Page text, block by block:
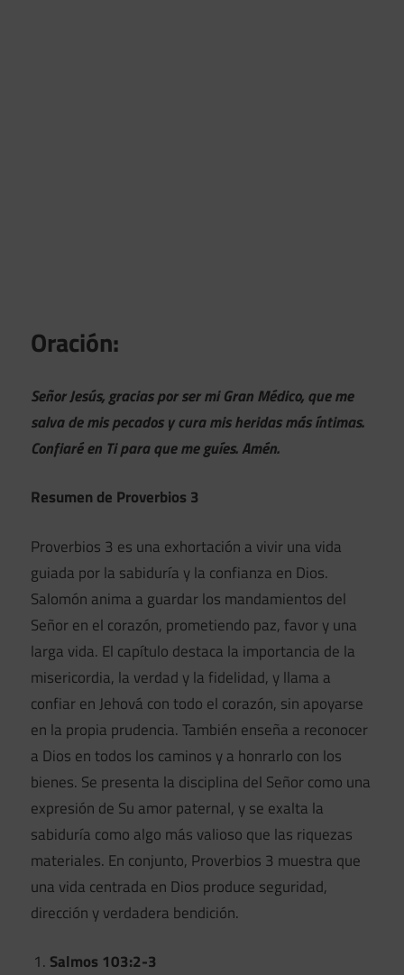
Oración:
Señor Jesús, gracias por ser mi Gran Médico, que me
salva de mis pecados y cura mis heridas más íntimas.
Confiaré en Ti para que me guíes. Amén.
Resumen de Proverbios 3
Proverbios 3 es una exhortación a vivir una vida
guiada por la sabiduría y la confianza en Dios.
Salomón anima a guardar los mandamientos del
Señor en el corazón, prometiendo paz, favor y una
larga vida. El capítulo destaca la importancia de la
misericordia, la verdad y la fidelidad, y llama a
confiar en Jehová con todo el corazón, sin apoyarse
en la propia prudencia. También enseña a reconocer
a Dios en todos los caminos y a honrarlo con los
bienes. Se presenta la disciplina del Señor como una
expresión de Su amor paternal, y se exalta la
sabiduría como algo más valioso que las riquezas
materiales. En conjunto, Proverbios 3 muestra que
una vida centrada en Dios produce seguridad,
dirección y verdadera bendición.
Salmos 103:2-3